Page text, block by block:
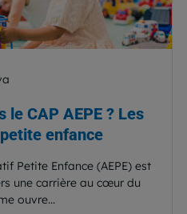
le CAP AEPE ? Les
enfance
Petite Enfance (AEPE) est
une carrière au cœur du
ouvre...